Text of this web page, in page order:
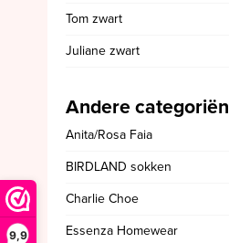
9,9
Tom zwart
Juliane zwart
Andere categoriën
Anita/Rosa Faia
BIRDLAND sokken
Charlie Choe
Essenza Homewear